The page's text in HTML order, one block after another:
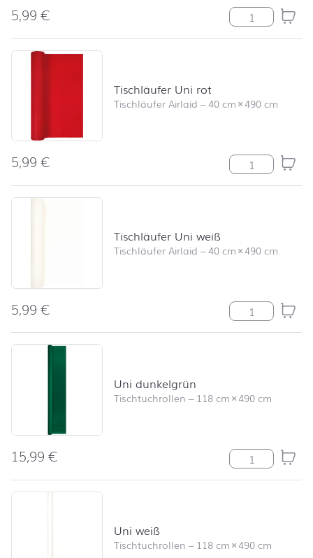
5,99€ Tischläufer
Tischläufer Uni rot
Tischläufer Airlaid –40 cm×490 cm
5,99€ Tischläufer
Tischläufer Uni weiß
Tischläufer Airlaid –40 cm×490 cm
5,99€ Tischläufer Uni
Uni dunkelgrün
Tischtuchrollen – 118 cm×490 cm
15,99€ Uni
Uni weiß
Tischtuchrollen – 118 cm×490 cm